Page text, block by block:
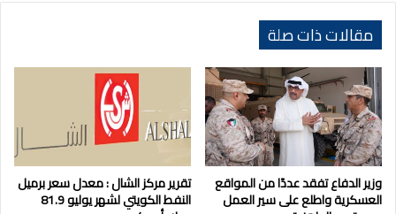
مقالات ذات صلة
وزير الدفاع تفقد عددًا من المواقع
العسكرية واطلع على سير العمل
تقرير مركز الشال : معدل سعر برميل
النفط الكويتي لشهر يوليو 81.9